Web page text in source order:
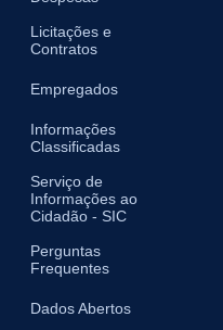
Licitações e
Contratos
Empregados
Informações
Classificadas
Serviço de
Informações ao
Cidadão - SIC
Perguntas
Frequentes
Dados Abertos